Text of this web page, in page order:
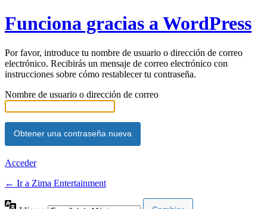
Funciona gracias a WordPress
Por favor, introduce tu nombre de usuario o dirección de correo
electrónico. Recibirás un mensaje de correo electrónico con
instrucciones sobre cómo restablecer tu contraseña.
Nombre de usuario o dirección de correo
Acceder
← Ir a Zima Entertainment